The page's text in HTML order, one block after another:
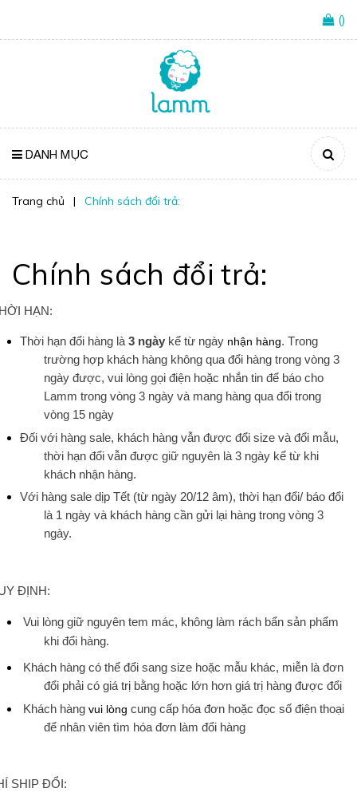
()
DANH MỤC
Trang chủ | Chính sách đổi trả:
Chính sách đổi trả:
HẠN:
Thời hạn đổi hàng là 3 ngày kể từ ngày nhận hàng. Trong
trường hợp khách hàng không qua đổi hàng trong vòng 3
ngày được, vui lòng gọi điện hoặc nhắn tin để báo cho
Lamm trong vòng 3 ngày va mang hàng qua đổi trong
vòng 15 ngày
Đối với hàng sale, khách hàng vẫn được đổi sizevà đổi mẫu,
thời hạn đổi vẫn được giữ nguyên là 3 ngày kể từ khi
khách nhận hàng.
Với hàng saledịp Tết (từ ngày 20/12âm),thời hạn đổi/ báo đổi
là 1 ngày và khách hàng cần gửi lại hàng trong vòng 3
ngày.
ĐỊNH:
Vui lòng giữ nguyên tem mác, không làm rách bẩn sản phẩm
khi đổi hàng.
Khách hàng có thể đổi sang size hoặc mẫu khác, miễn là đơn
đổi phải có giá trị bằng hoặc lớn hơn giá trị hàng được đổi
Khách hàng vui lòngcung cấp hóa đơn hoặc đọc số điện thoại
để nhân viên tìm hóa đơn làm đổi hàng
SHIP ĐỔI: